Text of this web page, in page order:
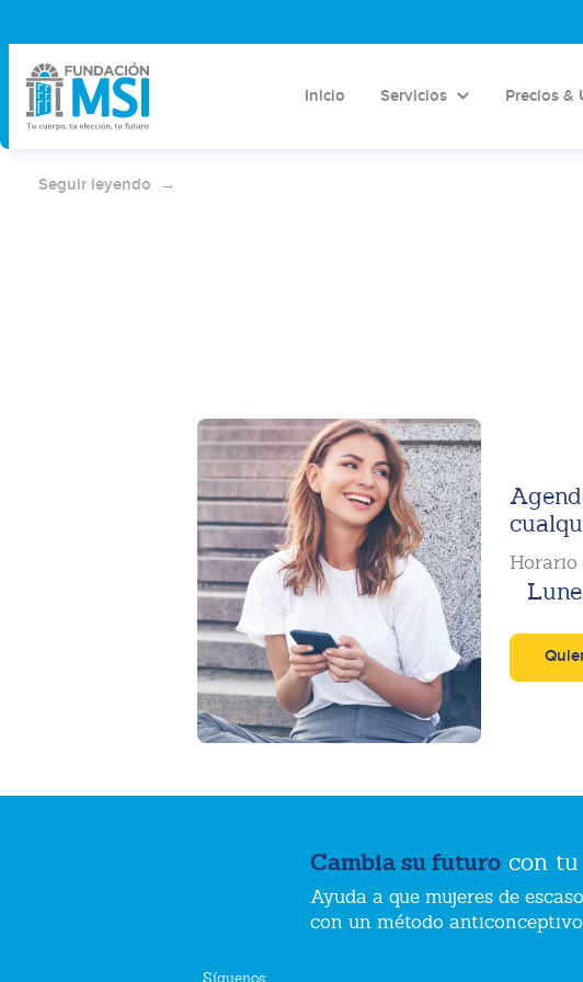
Inicio Servicios Precios &
atención segura, legal y acompañada
Descubre cómo encontrar clínicas seguras y qué
considerar si buscas abortos cerca de ti.
Seguir leyendo
Horario
Cambia su futuro con
Ayuda a que mujeres de
con un método anticonceptivo